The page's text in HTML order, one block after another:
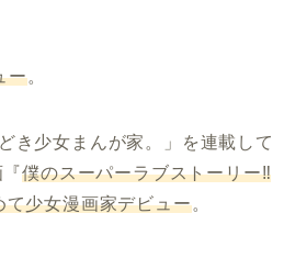
ー。
き少女まんが家。」を連載して
『僕のスーパーラブストーリー‼
て少女漫画家デビュー。